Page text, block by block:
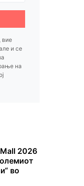
вие
и се
на
2026
во